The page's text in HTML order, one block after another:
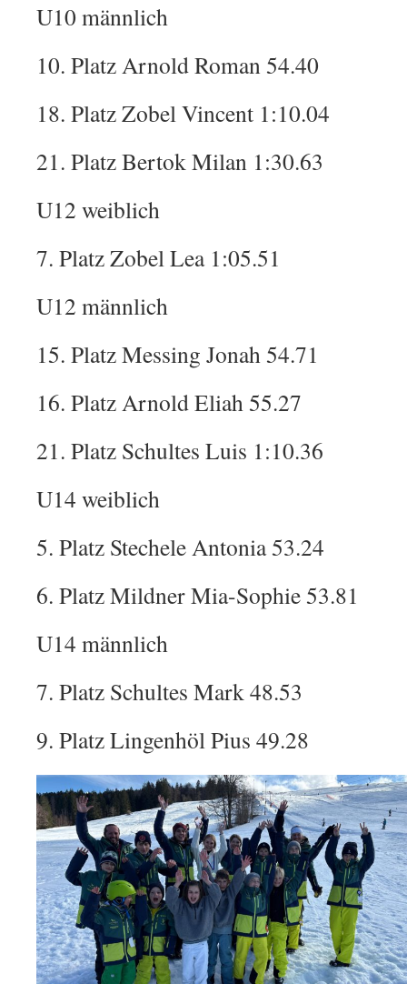
U10 männlich
10. Platz Arnold Roman 54.40
18. Platz Zobel Vincent 1:10.04
21. Platz Bertok Milan 1:30.63
U12 weiblich
7. Platz Zobel Lea 1:05.51
U12 männlich
15. Platz Messing Jonah 54.71
16. Platz Arnold Eliah 55.27
21. Platz Schultes Luis 1:10.36
U14 weiblich
5. Platz Stechele Antonia 53.24
6. Platz Mildner Mia-Sophie 53.81
U14 männlich
7. Platz Schultes Mark 48.53
9. Platz Lingenhöl Pius 49.28